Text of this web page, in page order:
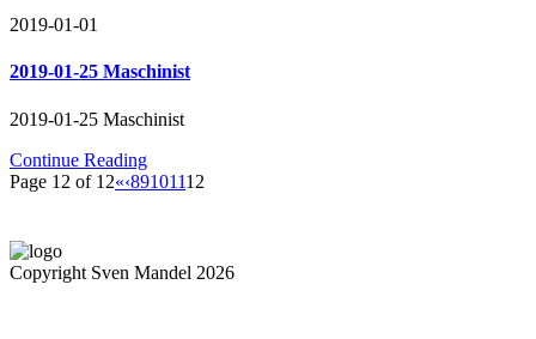
2019-01-01
2019-01-25 Maschinist
2019-01-25 Maschinist
Continue Reading
Page 12 of 12«‹89101112
Copyright Sven Mandel 2026